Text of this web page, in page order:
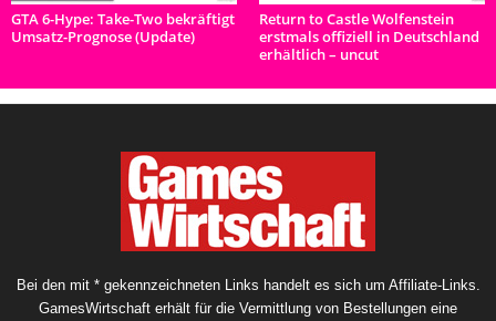
GTA 6-Hype: Take-Two bekräftigt
Umsatz-Prognose (Update)
Return to Castle Wolfenstein
erstmals offiziell in Deutschland
erhältlich – uncut
Bei den mit * gekennzeichneten Links handelt es sich um Affiliate-Links.
GamesWirtschaft erhält für die Vermittlung von Bestellungen eine